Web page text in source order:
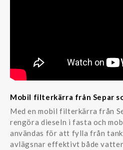
Mobil filterkärra från Separ
Med en mobil filterkärra från
rengöra dieseln i fasta och
användas för att fylla från
avlägsnar effektivt både